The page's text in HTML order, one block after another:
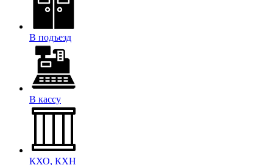
В подъезд
В кассу
КХО, КХН